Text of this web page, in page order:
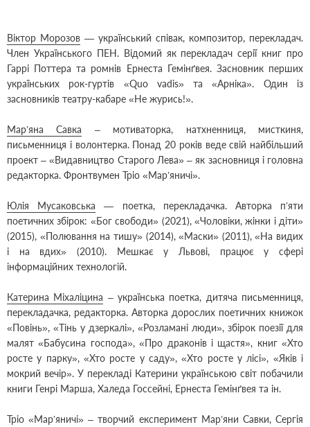
Віктор Морозов — український співак, композитор, перекладач.
Член Українського ПЕН. Відомий як перекладач серії книг про
Гаррі Поттера та ромнів Ернеста Гемінґвея. Засновник перших
українських рок-гуртів «Quo vadis» та «Арніка». Один із
засновників театру-кабаре «Не журись!».
Мар’яна Савка – мотиваторка, натхненниця, мисткиня,
письменниця і волонтерка. Понад 20 років веде свій найбільший
проект – «Видавництво Старого Лева» – як засновниця і головна
редакторка. Фронтвумен Тріо «Мар’яничі».
Юлія Мусаковська — поетка, перекладачка. Авторка п’яти
поетичних збірок: «Бог свободи» (2021), «Чоловіки, жінки і діти»
(2015), «Полювання на тишу» (2014), «Маски» (2011), «На видих
і на вдих» (2010). Мешкає у Львові, працює у сфері
інформаційних технологій.
Катерина Міхаліцина – українська поетка, дитяча письменниця,
перекладачка, редакторка. Авторка дорослих поетичних книжок
«Повінь», «Тінь у дзеркалі», «Розламані люди», збірок поезії для
малят «Бабусина господа», «Про драконів і щастя», книг «Хто
росте у парку», «Хто росте у саду», «Хто росте у лісі», «Яків і
мокрий вечір». У перекладі Катерини українською світ побачили
книги Генрі Марша, Халеда Госсейні, Ернеста Гемінґвея та ін.
Тріо «Мар’яничі» – творчий експеримент Мар’яни Савки, Сергія